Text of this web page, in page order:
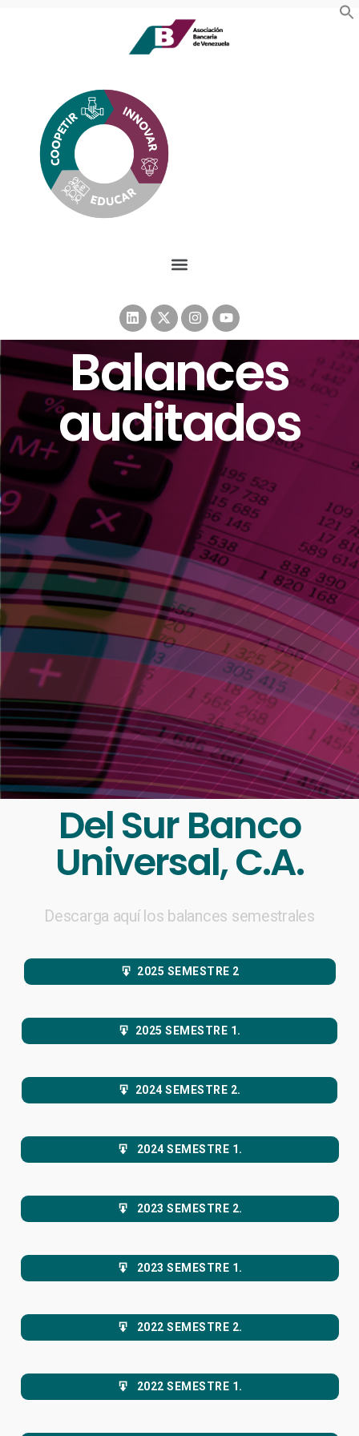
Balances
auditados
Del Sur Banco
Universal, C.A.
Descarga aquí los balances semestrales
2025 SEMESTRE 2
2025 SEMESTRE 1.
2024 SEMESTRE 2.
2024 SEMESTRE 1.
2023 SEMESTRE 2.
2023 SEMESTRE 1.
2022 SEMESTRE 2.
2022 SEMESTRE 1.